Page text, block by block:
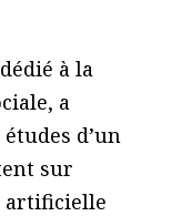
à la
a
d’un
sur
artificielle